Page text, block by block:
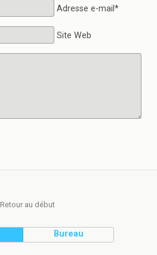
Adresse e-mail*
Site Web
Retour au début
Bureau